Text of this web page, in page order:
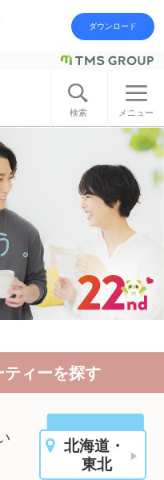
アカウント登録
ダウンロード
検索 メニュー
ティーを探す
北海道・
東北